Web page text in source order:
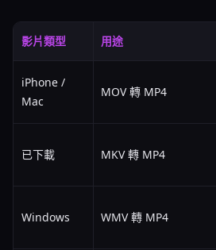
影片類型 用途
iPhone /
Mac
MOV 轉 MP4
已下載 MKV 轉 MP4
Windows WMV 轉 MP4